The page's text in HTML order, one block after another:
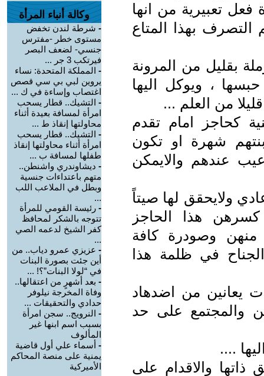
فعل تعبيرية من انها
التصرف بهذا المتاع
بقليل من المرونة
، ويوكل اليها
من العلم ...
كحاجز امام تقدم
شهرة او تكون
عندهم والايمكن
ولايحقق لها صيتاً
هذا الحاجز
وصودرة كافة
في ظلمة هذا
يعانين من اضدهاد
والمجتمع على حد
....
والاقدام على
وكالة أنباء المرأة
- شرطة لندن تخفض
مستوى خطر -مفترس
جنسي- لضعف البصر
فيرتكب 3 جر ...
- المملكة المتحدة: نساء
يروين لبي بي سي قصص
اغتصاب وإساءة في ك ...
- التشيك.. قطار يسحب
امرأة لمسافة بعيدة أثناء
محاولتها إنقاذ ط ...
- التشيك.. قطار يسحب
امرأة أثناء محاولتها إنقاذ
طفلها لمسافة ب ...
- ديشاوندري واشنطن..
متهم باعتداءات جنسية
وبطل في الملاعب اللب
...
- رئيسة القومي للمرأة
تتوجه بالشكر لمحافظ
كفر الشيخ لدعمه الصي
...
- عزيزي عمرو دياب.. من
أين جئت بصورة البنات
في “لولا البنات”؟! ...
- بعد أشهرٍ من اعتقالها..
وفاة المخرجة نيلوفر
حدادي والتحقيقات ...
- النرويج.. سجن امرأة
بسبب اسم ابنها غير
المألوف
- أسماء علي أول قاضية
يمنية على منصة المحاكم
الأميركية